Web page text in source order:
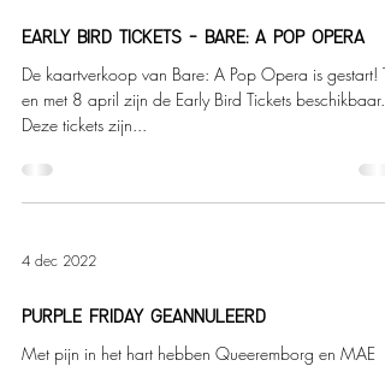
EARLY BIRD TICKETS - BARE: A POP OPERA
De kaartverkoop van Bare: A Pop Opera is gestart!
en met 8 april zijn de Early Bird Tickets beschikbaar.
Deze tickets zijn...
4 dec 2022
PURPLE FRIDAY GEANNULEERD
Met pijn in het hart hebben Queeremborg en MAE